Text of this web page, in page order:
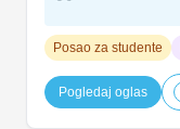
Posao za studente
Pogledaj oglas